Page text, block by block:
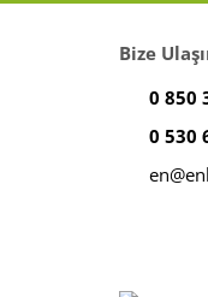
Bize
0 850
0 530